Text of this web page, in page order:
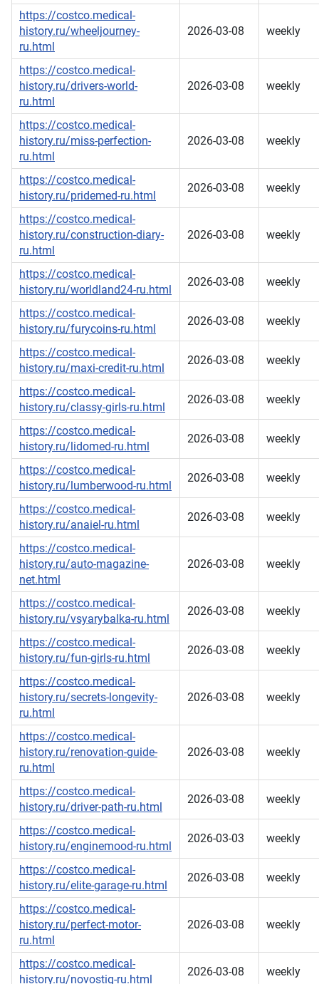
https://costco.medical-
history.ru/wheeljourney-
ru.html
2026-03-08 weekly
https://costco.medical-
history.ru/drivers-world-
ru.html
2026-03-08 weekly
https://costco.medical-
history.ru/miss-perfection-
ru.html
2026-03-08 weekly
https://costco.medical-
history.ru/pridemed-ru.html
2026-03-08 weekly
https://costco.medical-
history.ru/construction-diary-
ru.html
2026-03-08 weekly
https://costco.medical-
history.ru/worldland24-ru.html
2026-03-08 weekly
https://costco.medical-
history.ru/furycoins-ru.html
2026-03-08 weekly
https://costco.medical-
history.ru/maxi-credit-ru.html
2026-03-08 weekly
https://costco.medical-
history.ru/classy-girls-ru.html
2026-03-08 weekly
https://costco.medical-
history.ru/lidomed-ru.html
2026-03-08 weekly
https://costco.medical-
history.ru/lumberwood-ru.html
2026-03-08 weekly
https://costco.medical-
history.ru/anaiel-ru.html
2026-03-08 weekly
https://costco.medical-
history.ru/auto-magazine-
net.html
2026-03-08 weekly
https://costco.medical-
history.ru/vsyarybalka-ru.html
2026-03-08 weekly
https://costco.medical-
history.ru/fun-girls-ru.html
2026-03-08 weekly
https://costco.medical-
history.ru/secrets-longevity-
ru.html
2026-03-08 weekly
https://costco.medical-
history.ru/renovation-guide-
ru.html
2026-03-08 weekly
https://costco.medical-
history.ru/driver-path-ru.html
2026-03-08 weekly
https://costco.medical-
history.ru/enginemood-ru.html
2026-03-03 weekly
https://costco.medical-
history.ru/elite-garage-ru.html
2026-03-08 weekly
https://costco.medical-
history.ru/perfect-motor-
ru.html
2026-03-08 weekly
https://costco.medical-
history.ru/novostig-ru.html
2026-03-08 weekly